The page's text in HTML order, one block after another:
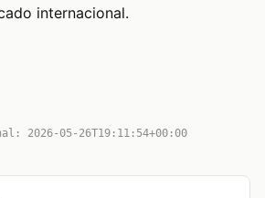
internacional.
2026-05-26T19:11:54+00:00